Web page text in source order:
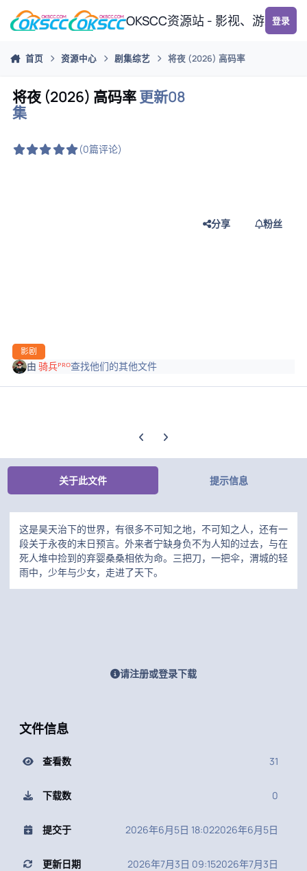
跳转到帖子
OKSCC资源站 - 影视、游戏、
登录
首页 资源中心 剧集综艺 将夜 (2026) 高码率
将夜 (2026) 高码率更新08
集
(0篇评论)
影剧
分享 粉丝
由骑兵ᴾᴿᴼ查找他们的其他文件
上一张轮播幻灯片
下一张轮播幻灯片
关于此文件 提示信息
这是昊天治下的世界，有很多不可知之地，不可知之人，还有一
段关于永夜的末日预言。外来者宁缺身负不为人知的过去，与在
死人堆中捡到的弃婴桑桑相依为命。三把刀，一把伞，渭城的轻
雨中，少年与少女，走进了天下。
请注册或登录下载
文件信息
查看数 31
下载数 0
提交于 2026年6月5日 18:022026年6月5日
更新日期 2026年7月3日 09:152026年7月3日